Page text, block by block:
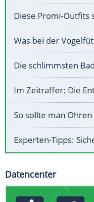
Diese Promi-
Was bei der
Die schlimmsten
Im Zeitraffer: Die
So sollte man
Experten-Tipps:
Datencenter